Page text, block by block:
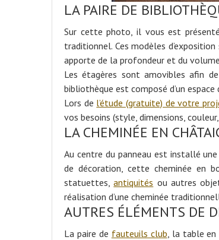
LA PAIRE DE
Sur cette photo, il vous est
traditionnel. Ces modèles
apporte de la profondeur et du
Les étagères sont amovibles afin
bibliothèque est composé d’un
Lors de l’étude (gratuite) de votre
vos besoins (style, dimensions,
LA CHEMINÉE EN
Au centre du panneau est installé
de décoration, cette cheminée en
statuettes,antiquités ou autres
réalisation d’une cheminée
AUTRES ÉLÉMENTS DE
La paire de fauteuils club, la table